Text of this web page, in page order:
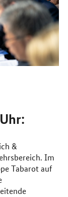
&
Im
Tabarot auf